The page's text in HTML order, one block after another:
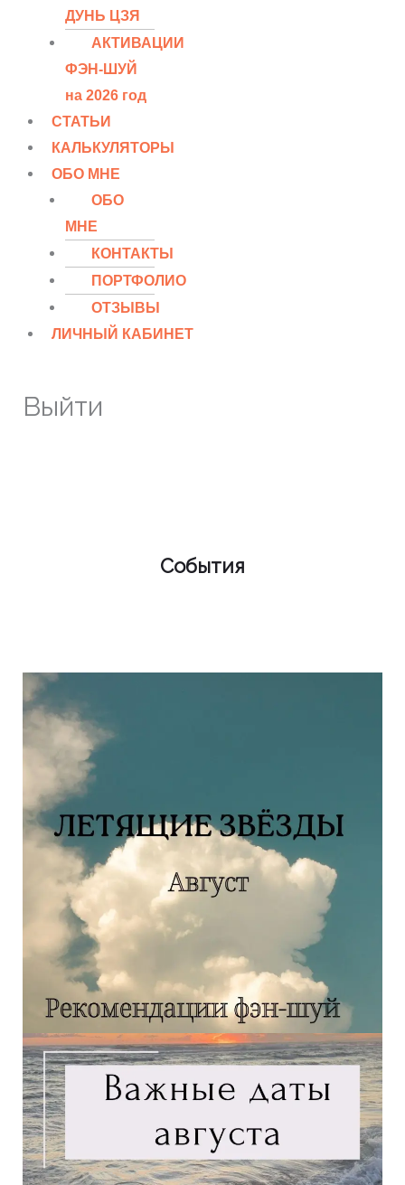
ДУНЬ ЦЗЯ
АКТИВАЦИИ
ФЭН-ШУЙ
на 2026 год
СТАТЬИ
КАЛЬКУЛЯТОРЫ
ОБО МНЕ
ОБО
МНЕ
КОНТАКТЫ
ПОРТФОЛИО
ОТЗЫВЫ
ЛИЧНЫЙ КАБИНЕТ
Выйти
События